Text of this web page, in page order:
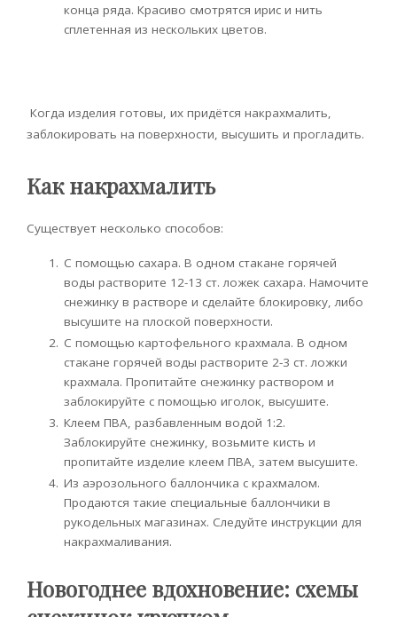
конца ряда. Красиво смотрятся ирис и нить
сплетенная из нескольких цветов.
Когда изделия готовы, их придётся накрахмалить,
заблокировать на поверхности, высушить и прогладить.
Как накрахмалить
Существует несколько способов:
С помощью сахара. В одном стакане горячей
воды растворите 12-13 ст. ложек сахара. Намочите
снежинку в растворе и сделайте блокировку, либо
высушите на плоской поверхности.
С помощью картофельного крахмала. В одном
стакане горячей воды растворите 2-3 ст. ложки
крахмала. Пропитайте снежинку раствором и
заблокируйте с помощью иголок, высушите.
Клеем ПВА, разбавленным водой 1:2.
Заблокируйте снежинку, возьмите кисть и
пропитайте изделие клеем ПВА, затем высушите.
Из аэрозольного баллончика с крахмалом.
Продаются такие специальные баллончики в
рукодельных магазинах. Следуйте инструкции для
накрахмаливания.
Новогоднее вдохновение: схемы